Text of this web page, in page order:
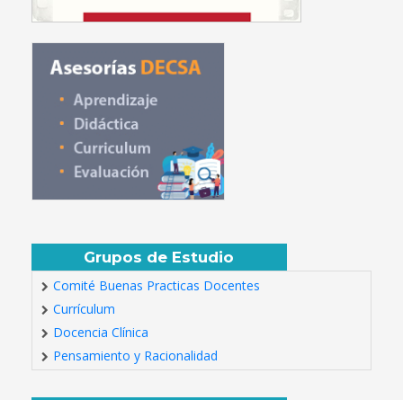
Grupos de Estudio
Comité Buenas Practicas Docentes
Currículum
Docencia Clínica
Pensamiento y Racionalidad